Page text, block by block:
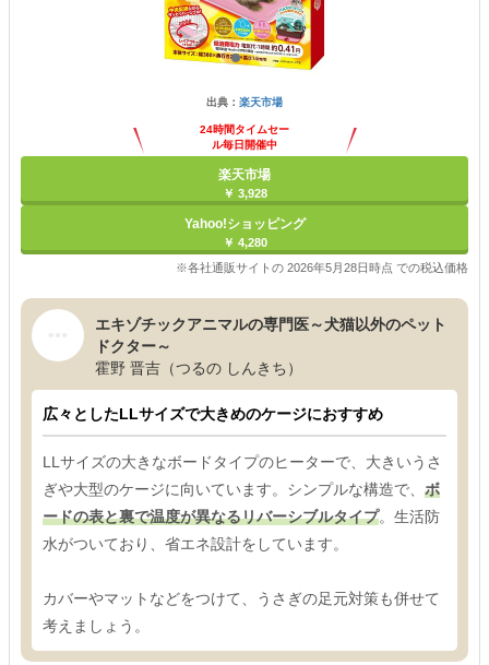
出典： 楽天市場
24時間タイムセー
ル毎日開催中
楽天市場
￥ 3,928
Yahoo!ショッピング
￥ 4,280
※各社通販サイトの 2026年5月28日時点 での税込価格
エキゾチックアニマルの専門医～犬猫以外のペット
ドクター～
霍野 晋吉（つるの しんきち）
広々としたLLサイズで大きめのケージにおすすめ
LLサイズの大きなボードタイプのヒーターで、大きいうさ
ぎや大型のケージに向いています。シンプルな構造で、 ボ
ードの表と裏で温度が異なるリバーシブルタイプ。生活防
水がついており、省エネ設計をしています。
カバーやマットなどをつけて、うさぎの足元対策も併せて
考えましょう。